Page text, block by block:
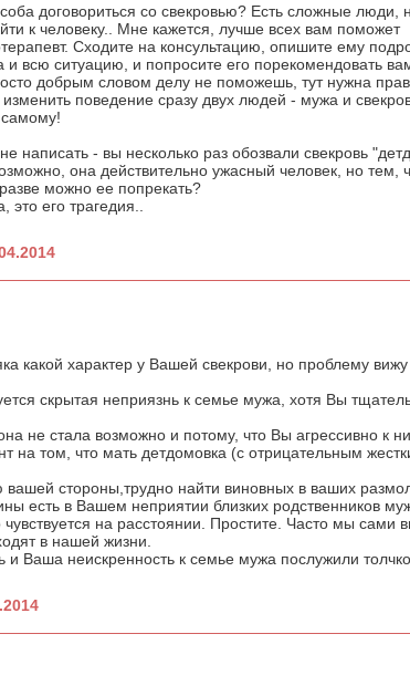
договориться со свекровью? Есть сложные люди,
к человеку.. Мне кажется, лучше всех вам поможет
Сходите на консультацию, опишите ему
и всю ситуацию, и попросите его порекомендовать
добрым словом делу не поможешь, тут нужна
изменить поведение сразу двух людей - мужа и
написать - вы несколько раз обозвали свекровь
она действительно ужасный человек, но тем,
можно ее попрекать?
его трагедия..
какой характер у Вашей свекрови, но проблему вижу
скрытая неприязнь к семье мужа, хотя Вы
стала возможно и потому, что Вы агрессивно к
на том, что мать детдомовка (с отрицательным
стороны,трудно найти виновных в ваших
есть в Вашем неприятии близких родственников
чувствуется на расстоянии. Простите. Часто мы сами
в нашей жизни.
Ваша неискренность к семье мужа послужили